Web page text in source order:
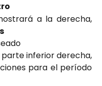
a la derecha,
parte inferior derecha,
para el período